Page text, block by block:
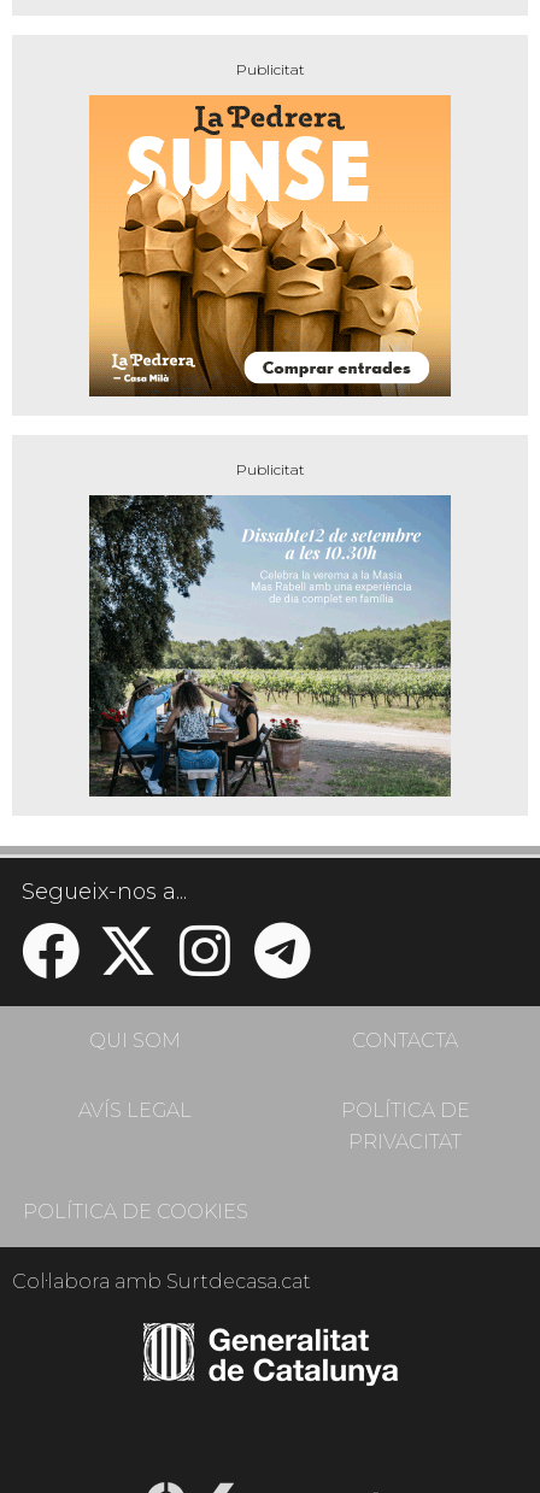
Segueix-nos a...
QUI SOM CONTACTA
AVÍS LEGAL
POLÍTICA DE
PRIVACITAT
POLÍTICA DE COOKIES
Col·labora amb Surtdecasa.cat